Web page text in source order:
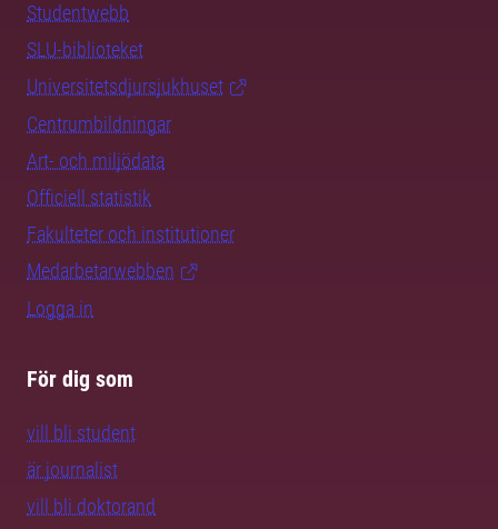
Studentwebb
SLU-biblioteket
Universitetsdjursjukhuset
Centrumbildningar
Art- och miljödata
Officiell statistik
Fakulteter och institutioner
Medarbetarwebben
Logga in
För dig som
vill bli student
är journalist
vill bli doktorand